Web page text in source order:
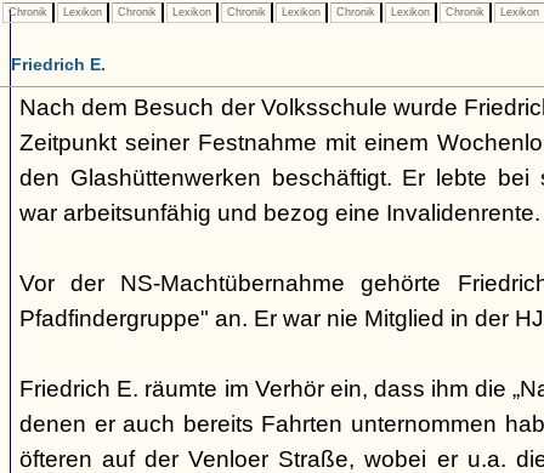
Chronik Lexikon Chronik Lexikon Chronik Lexikon Chronik Lexikon Chronik Lexikon
Friedrich E.
Nach dem Besuch der Volksschule wurde
Zeitpunkt seiner Festnahme mit einem
den Glashüttenwerken beschäftigt. Er lebte bei
war arbeitsunfähig und bezog eine Invalidenrente.
Vor der NS-Machtübernahme gehörte
Pfadfindergruppe" an. Er war nie Mitglied in der
Friedrich E. räumte im Verhör ein, dass ihm die
denen er auch bereits Fahrten unternommen
öfteren auf der Venloer Straße, wobei er u.a.